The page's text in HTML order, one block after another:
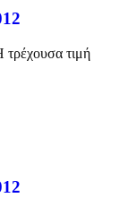
τρέχουσα τιμή